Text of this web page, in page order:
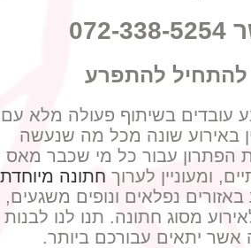
להתפרע
עובדים בשיתוף פעולה מלא עם
באירוע שונה מכל מה שנעשה
הפתרון עבור כל מי שכבר מאס
ומעוניין לערוך חתונה מיוחדת
נפלאים ונופים משגעים,
מסוג חתונה. תנו לנו לבנות
אשר יתאים עבורכם ביותר.